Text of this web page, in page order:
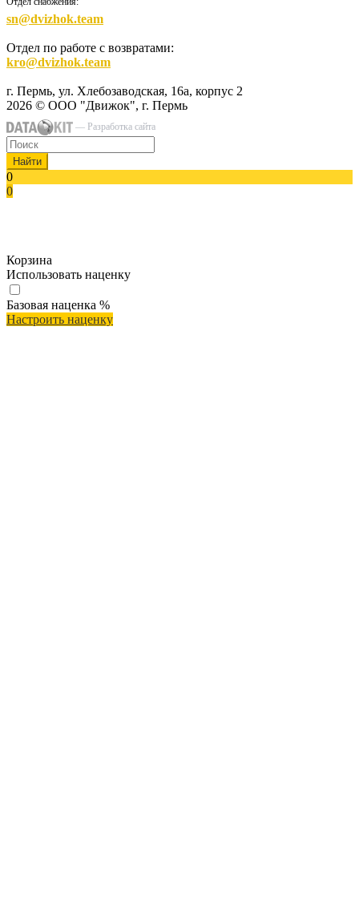
sn@dvizhok.team
Отдел по работе с возвратами:
kro@dvizhok.team
г. Пермь, ул. Хлебозаводская, 16а, корпус 2
2026 © ООО "Движок", г. Пермь
— Разработка сайта
Найти
0
0
Корзина
Использовать наценку
Базовая наценка %
Настроить наценку